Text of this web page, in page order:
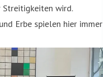
wird.
Erbe spielen hier immer